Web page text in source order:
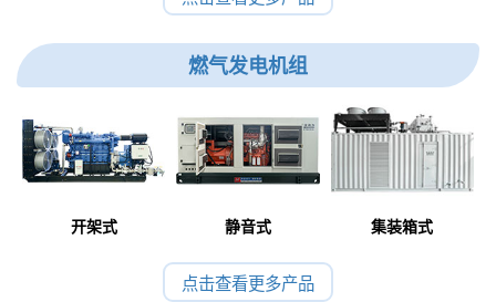
燃气发电机组
开架式 静音式 集装箱式
点击查看更多产品